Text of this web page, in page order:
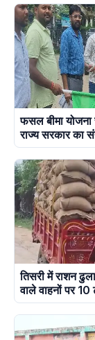
फसल बीमा
राज्य सरकार का
तिसरी में राशन
वाले वाहनों पर